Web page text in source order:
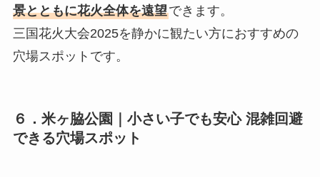
景とともに花火全体を遠望できます。
三国花火大会2025を静かに観たい方におすすめの
穴場スポットです。
６． 米ヶ脇公園｜小さい子でも安心 混雑回避
できる穴場スポット